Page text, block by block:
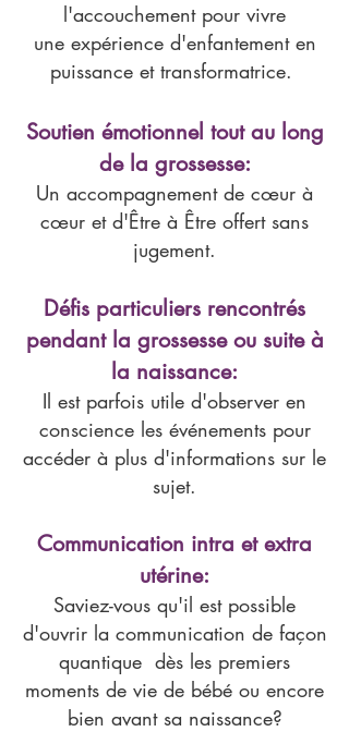
l'accouchement pour vivre
une expérience d'enfantement en
puissance et transformatrice.
Soutien émotionnel tout au long
dela grossesse:
Un accompagnement de cœur à
cœur et d'Être à Être offert sans
jugement.
Défis particuliers rencontrés
pendant la grossesse ou suite à
la naissance:
Il est parfois utile d'observer en
conscience les événements pour
accéder à plus d'informations sur le
sujet.
Communication intra et extra
utérine:
Saviez-vous qu'il est possible
d'ouvrir la communication de façon
quantique dès les premiers
moments de vie de bébé ou encore
bien avant sa naissance?